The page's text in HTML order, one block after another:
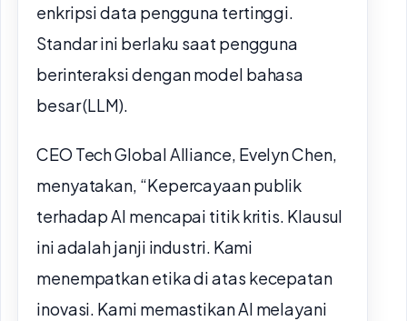
enkripsi data pengguna tertinggi.
Standar ini berlaku saat pengguna
berinteraksi dengan model bahasa
besar (LLM).
CEO Tech Global Alliance, Evelyn Chen,
menyatakan, “Kepercayaan publik
terhadap AI mencapai titik kritis. Klausul
ini adalah janji industri. Kami
menempatkan etika di atas kecepatan
inovasi. Kami memastikan AI melayani